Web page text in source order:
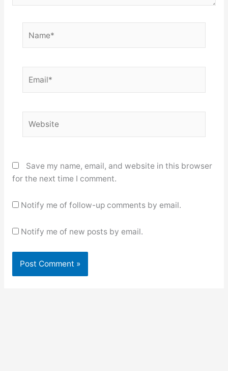
Save my name, email, and website in this browser
for the next time I comment.
Notify me of follow-up comments by email.
Notify me of new posts by email.